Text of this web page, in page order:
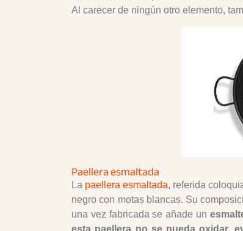
Al carecer de ningún otro elemento,
Paellera esmaltada
La paellera esmaltada, referida
negro con motas blancas. Su
una vez fabricada se añade un
esta paellera no se pueda oxidar,